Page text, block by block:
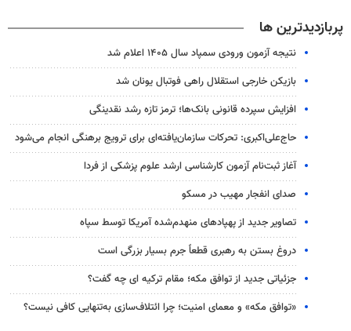
پربازدیدترین ها
نتیجه آزمون ورودی سمپاد سال ۱۴۰۵ اعلام شد
بازیکن خارجی استقلال راهی فوتبال یونان شد
افزایش سپرده قانونی بانک‌ها؛ ترمز تازه رشد نقدینگی
حاج‌علی‌اکبری: تحرکات سازمان‌یافته‌ای برای ترویج برهنگی انجام می‌شود
آغاز ثبت‌نام‌ آزمون کارشناسی ارشد علوم پزشکی از فردا
صدای انفجار مهیب در مسکو
تصاویر جدید از پهپادهای منهدم‌شده آمریکا توسط سپاه
دروغ بستن به رهبری قطعاً جرم بسیار بزرگی است
جزئیاتی جدید از توافق مکه؛ مقام ترکیه ای چه گفت؟
«توافق مکه» و معمای امنیت؛ چرا ائتلاف‌سازی به‌تنهایی کافی نیست؟